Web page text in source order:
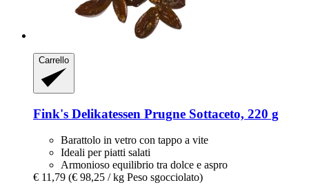
Carrello
Fink's Delikatessen Prugne Sottaceto, 220 g
Barattolo in vetro con tappo a vite
Ideali per piatti salati
Armonioso equilibrio tra dolce e aspro
€ 11,79 (€ 98,25 / kg Peso sgocciolato)